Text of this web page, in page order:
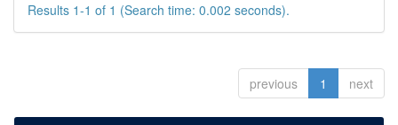
Results 1-1 of 1 (Search time: 0.002 seconds).
previous 1 next